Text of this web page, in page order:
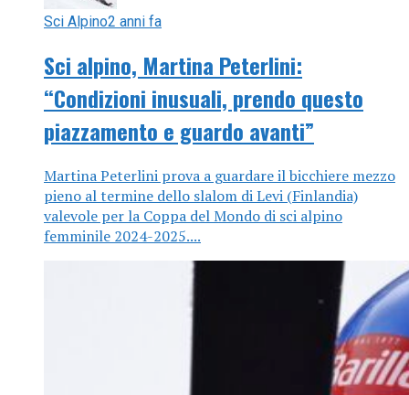
Sci Alpino2 anni fa
Sci alpino, Martina Peterlini:
“Condizioni inusuali, prendo questo
piazzamento e guardo avanti”
Martina Peterlini prova a guardare il bicchiere mezzo
pieno al termine dello slalom di Levi (Finlandia)
valevole per la Coppa del Mondo di sci alpino
femminile 2024-2025....